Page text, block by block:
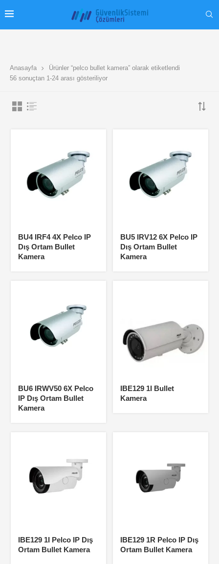
Anasayfa
Ürünler “pelco bullet kamera” olarak etiketlendi
56 sonuçtan 1-24 arası gösteriliyor
BU4 IRF4 4X Pelco IP
Dış Ortam Bullet
Kamera
BU5 IRV12 6X Pelco IP
Dış Ortam Bullet
Kamera
BU6 IRWV50 6X Pelco
IP Dış Ortam Bullet
Kamera
IBE129 1I Bullet
Kamera
IBE129 1I Pelco IP Dış
Ortam Bullet Kamera
IBE129 1R Pelco IP Dış
Ortam Bullet Kamera